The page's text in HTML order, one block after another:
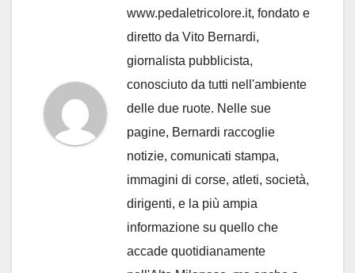
www.pedaletricolore.it, fondato e
diretto da Vito Bernardi,
giornalista pubblicista,
conosciuto da tutti nell'ambiente
delle due ruote. Nelle sue
pagine, Bernardi raccoglie
notizie, comunicati stampa,
immagini di corse, atleti, società,
dirigenti, e la più ampia
informazione su quello che
accade quotidianamente